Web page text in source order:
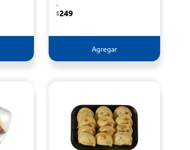
-
$249
Agregar